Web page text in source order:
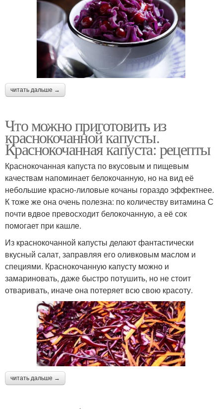
читать дальше →
Что можно приготовить из
краснокочанной капусты.
Краснокочанная капуста: рецепты
Краснокочанная капуста по вкусовым и пищевым
качествам напоминает белокочанную, но на вид её
небольшие красно-лиловые кочаны гораздо эффектнее.
К тоже же она очень полезна: по количеству витамина С
почти вдвое превосходит белокочанную, а её сок
помогает при кашле.
Из краснокочанной капусты делают фантастически
вкусный салат, заправляя его оливковым маслом и
специями. Краснокочанную капусту можно и
замариновать, даже быстро потушить, но не стоит
отваривать, иначе она потеряет всю свою красоту.
читать дальше →